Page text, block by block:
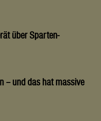
über Sparten-
– und das hat massive